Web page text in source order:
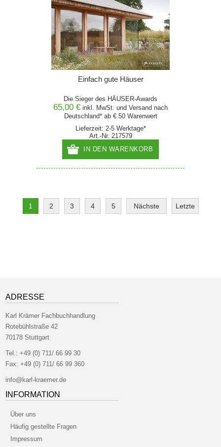
Einfach gute Häuser
Die Sieger des HÄUSER-Awards
65,00 € inkl. MwSt. und Versand nach
Deutschland* ab € 50 Warenwert
Lieferzeit: 2-5 Werktage*
Art.-Nr. 217579
IN DEN WARENKORB
1 2 3 4 5 Nächste Letzte
ADRESSE
Karl Krämer Fachbuchhandlung
Rotebühlstraße 42
70178 Stuttgart
Tel.:+49 (0) 711/ 66 99 30
Fax: +49 (0) 711/ 66 99 360
info@karl-kraemer.de
INFORMATION
Über uns
Häufig gestellte Fragen
Impressum